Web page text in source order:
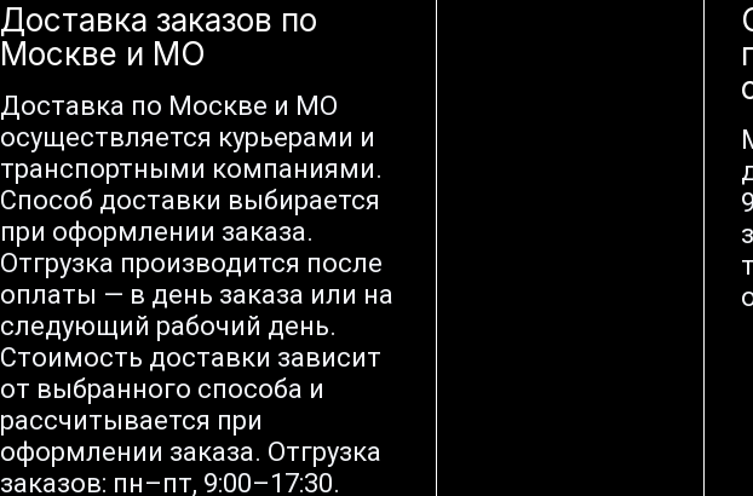
Доставка заказов по
Москве и МО
Доставка по Москве и МО
осуществляется курьерами и
транспортными компаниями.
Способ доставки выбирается
при оформлении заказа.
Отгрузка производится после
оплаты — в день заказа или на
следующий рабочий день.
Стоимость доставки зависит
от выбранного способа и
рассчитывается при
оформлении заказа. Отгрузка
заказов: пн–пт, 9:00–17:30.